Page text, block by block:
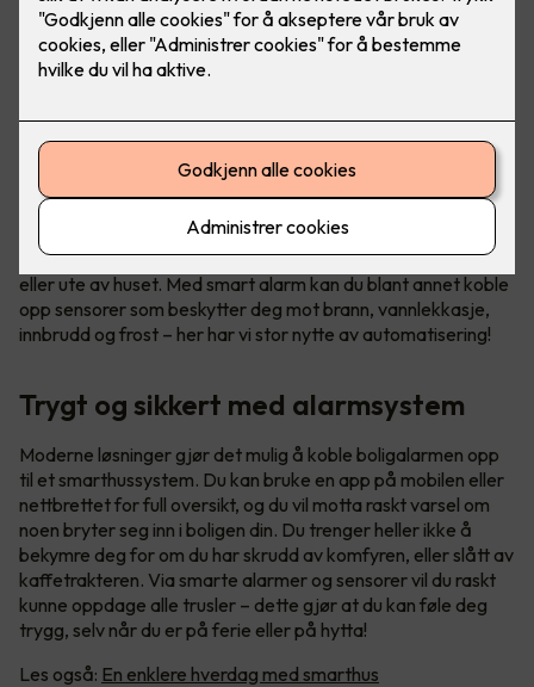
Sikkerhet med smart alarm
Smarthus gir deg trygghet hele døgnet, når du er hjemme
eller ute av huset. Med smart alarm kan du blant annet koble
opp sensorer som beskytter deg mot brann, vannlekkasje,
innbrudd og frost – her har vi stor nytte av automatisering!
Trygt og sikkert med alarmsystem
Moderne løsninger gjør det mulig å koble boligalarmen opp
til et smarthussystem. Du kan bruke en app på mobilen eller
nettbrettet for full oversikt, og du vil motta raskt varsel om
noen bryter seg inn i boligen din. Du trenger heller ikke å
bekymre deg for om du har skrudd av komfyren, eller slått av
kaffetrakteren. Via smarte alarmer og sensorer vil du raskt
kunne oppdage alle trusler – dette gjør at du kan føle deg
trygg, selv når du er på ferie eller på hytta!
Les også: En enklere hverdag med smarthus